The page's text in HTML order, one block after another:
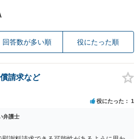
回答数が多い順 役にたった順
請求など
役にたった 1
弁護士